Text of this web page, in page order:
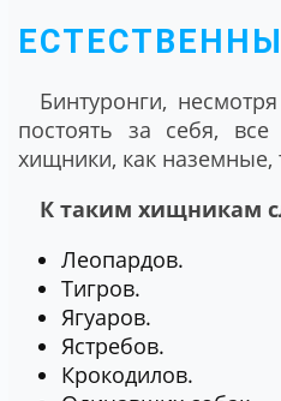
Бинтуронги,
постоять за себя,
хищники, как наземные,
К таким хищникам
Леопардов.
Тигров.
Ягуаров.
Ястребов.
Крокодилов.